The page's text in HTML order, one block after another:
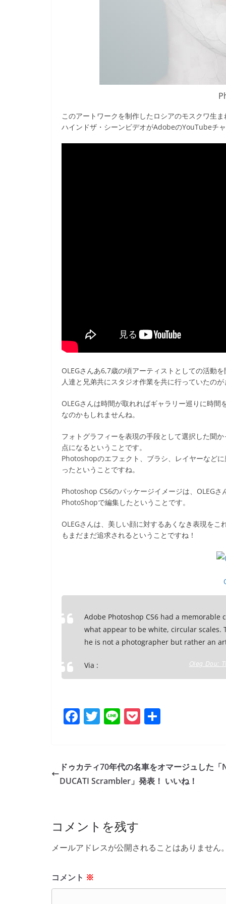
このアートワークを制作したロシアのモスクワ生
ハインドザ・シーンビデオがAdobeのYouTubeチ
OLEGさんあ6,7歳の頃アーティストとしての活動
人達と兄弟共にスタジオ作業を共に行っていたのが
OLEGさんは時間が取れればギャラリー巡りに時
なのかもしれませんね。
フォトグラフィーを表現の手段として選択した聞
点になるということです。
Photoshopのエフェクト、ブラシ、レイヤーなど
ったということですね。
Photoshop CS6のパッケージイメージは、OLEG
PhotoShopで編集したということです。
OLEGさんは、美しい顔に対するあくなき表現を
もまだまだ追求されるということですね！
Adobe Photoshop CS6 had a
what appear to be white, circular scales.
he is not a photographer but rather an
Via : Oleg Dou:
F
e
b
k
T
er
Li P
et
ドゥカティ70年代の名車をオマージュした「
DUCATI Scrambler」発表！ いいね！
コメントを残す
メールアドレスが公開されることはありません。
コメント ※